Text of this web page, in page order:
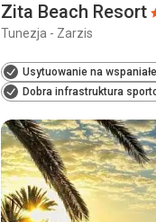
Zita Beach Resort
Tunezja - Zarzis
Usytuowanie na
Dobra infrastruktura